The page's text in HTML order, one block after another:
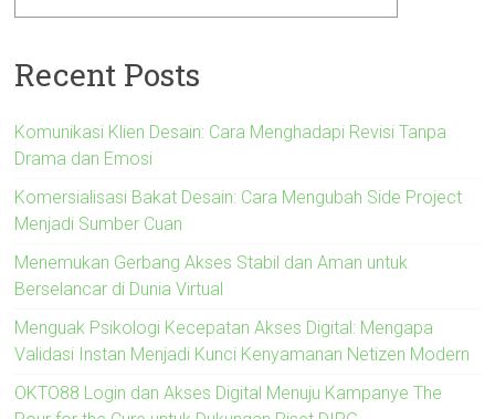
Recent Posts
Komunikasi Klien Desain: Cara Menghadapi Revisi Tanpa
Drama dan Emosi
Komersialisasi Bakat Desain: Cara Mengubah Side Project
Menjadi Sumber Cuan
Menemukan Gerbang Akses Stabil dan Aman untuk
Berselancar di Dunia Virtual
Menguak Psikologi Kecepatan Akses Digital: Mengapa
Validasi Instan Menjadi Kunci Kenyamanan Netizen Modern
OKTO88 Login dan Akses Digital Menuju Kampanye The